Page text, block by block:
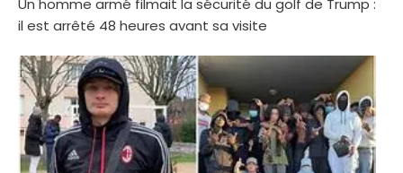
il est arrêté 48 heures avant sa visite